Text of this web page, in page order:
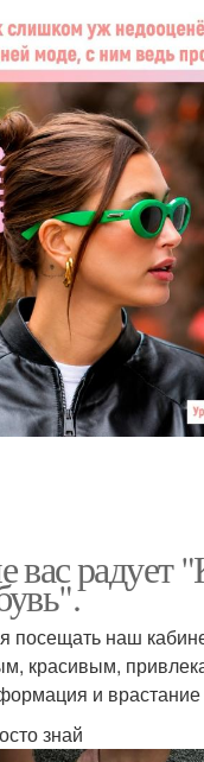
радует
посещать наш
красивым,
и врастание
знай